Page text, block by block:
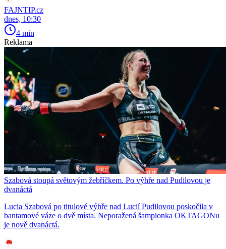
FAJNTIP.cz
dnes, 10:30
4 min
Reklama
Szabová stoupá světovým žebříčkem. Po výhře nad Pudilovou je
dvanáctá
Lucia Szabová po titulové výhře nad Lucií Pudilovou poskočila v
bantamové váze o dvě místa. Neporažená šampionka OKTAGONu
je nově dvanáctá.